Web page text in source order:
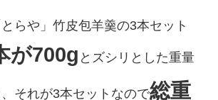
らや」竹皮包羊羹の3本セット
が700g とズシリとした重量
それが3本セットなので総重